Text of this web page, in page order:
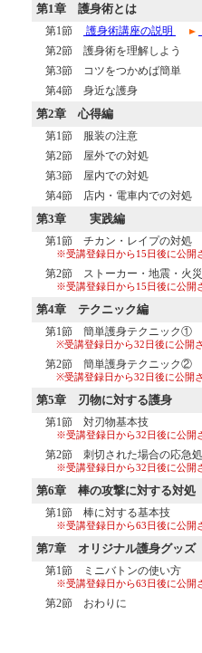
第1章 護身術とは
第1節 護身術講座の説明
第2節 護身術を理解しよう
第3節 コツをつかめば簡単
第4節 身近な護身
第2章 心得編
第1節 服装の注意
第2節 屋外での対処
第3節 屋内での対処
第4節 店内・電車内での対処
第3章 実践編
第1節 チカン・レイプの対処
※受講登録日から15日後に公開
第2節 ストーカー・地震・火
※受講登録日から15日後に公開
第4章 テクニック編
第1節 簡単護身テクニック①
※受講登録日から32日後に公開
第2節 簡単護身テクニック②
※受講登録日から32日後に公開
第5章 刃物に対する護身
第1節 対刃物基本技
※受講登録日から32日後に公開
第2節 刺切された場合の応急
※受講登録日から32日後に公開
第6章 棒の攻撃に対する対処
第1節 棒に対する基本技
※受講登録日から63日後に公開
第7章 オリジナル護身グッズ
第1節 ミニバトンの使い方
※受講登録日から63日後に公開
第2節 おわりに